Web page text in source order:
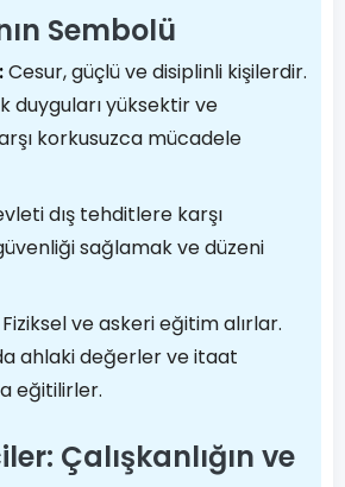
Sembolü
Cesur, güçlü ve disiplinli kişilerdir.
duyguları yüksektir ve
korkusuzca mücadele
dış tehditlere karşı
sağlamak ve düzeni
Fiziksel ve askeri eğitim alırlar.
ahlaki değerler ve itaat
eğitilirler.
Çalışkanlığın ve